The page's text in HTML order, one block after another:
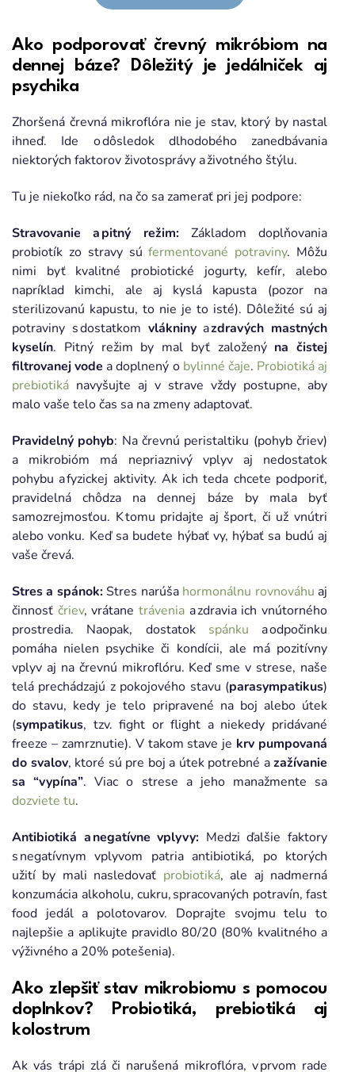
Ako podporovať črevný mikróbiom na
dennej báze? Dôležitý je jedálniček aj
psychika
Zhoršená črevná mikroflóra nie je stav, ktorý by nastal
ihneď. Ide o dôsledok dlhodobého zanedbávania
niektorých faktorov životosprávy a životného štýlu.
Tu je niekoľko rád, na čo sa zamerať pri jej podpore:
Stravovanie a pitný režim:Základom doplňovania
probiotík zo stravy súfermentované potraviny. Môžu
nimi byť kvalitné probiotické jogurty, kefír, alebo
napríklad kimchi, ale aj kyslá kapusta (pozor na
sterilizovanú kapustu, to nie je to isté). Dôležité sú aj
potraviny s dostatkom vlákninyazdravých mastných
kyselín. Pitný režim by mal byť založený na čistej
filtrovanej vode a doplnený o bylinné čaje. Probiotiká aj
prebiotiká navyšujte aj v strave vždy postupne, aby
malo vaše telo čas sa na zmeny adaptovať.
Pravidelný pohyb: Na črevnú peristaltiku (pohyb čriev)
a mikrobióm má nepriaznivý vplyv aj nedostatok
pohybu a fyzickej aktivity. Ak ich teda chcete podporiť,
pravidelná chôdza na dennej báze by mala byť
samozrejmosťou. K tomu pridajte aj šport, či už vnútri
alebo vonku. Keď sa budete hýbať vy, hýbať sa budú aj
vaše črevá.
Stres a spánok:Stres narúša hormonálnu rovnováhu aj
činnosť čriev, vrátanetrávenia a zdravia ich vnútorného
prostredia. Naopak, dostatok spánku a odpočinku
pomáha nielen psychike či kondícii, ale má pozitívny
vplyv aj na črevnú mikroflóru. Keď sme v strese, naše
telá prechádzajú z pokojového stavu (parasympatikus)
do stavu, kedy je telo pripravené na boj alebo útek
(sympatikus, tzv. fight or flight a niekedy pridávané
freeze – zamrznutie). V takom stave je krv pumpovaná
do svalov, ktoré sú pre boj a útek potrebné azažívanie
sa “vypína”. Viac o strese a jeho manažmente sa
dozviete tu.
Antibiotiká a negatívne vplyvy: Medzi ďalšie faktory
s negatívnym vplyvom patria antibiotiká, po ktorých
užití by mali nasledovať probiotiká, ale aj nadmerná
konzumácia alkoholu, cukru, spracovaných potravín, fast
food jedál a polotovarov. Doprajte svojmu telu to
najlepšie a aplikujte pravidlo 80/20 (80% kvalitného a
výživného a 20% potešenia).
Ako zlepšiť stav mikrobiomu s pomocou
doplnkov? Probiotiká, prebiotiká aj
kolostrum
Ak vás trápi zlá či narušená mikroflóra, v prvom rade